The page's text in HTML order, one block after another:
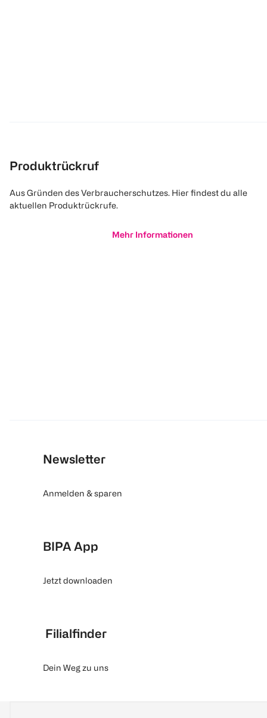
Produktrückruf
Aus Gründen des Verbraucherschutzes. Hier findest du alle
aktuellen Produktrückrufe.
Mehr Informationen
Newsletter
Anmelden & sparen
BIPA App
Jetzt downloaden
Filialfinder
Dein Weg zu uns